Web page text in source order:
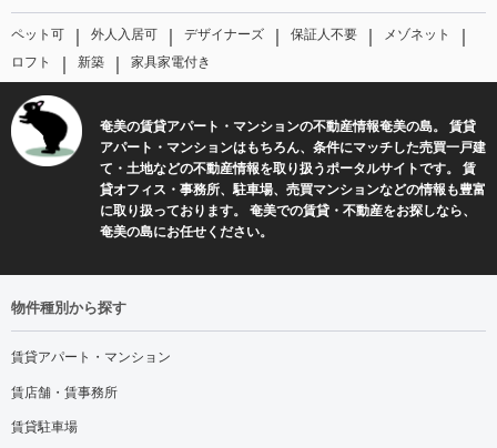
ペット可 ｜ 外人入居可 ｜ デザイナーズ ｜ 保証人不要 ｜ メゾネット ｜
ロフト ｜ 新築 ｜ 家具家電付き
奄美の賃貸アパート・マンションの不動産情報奄美の島。 賃貸
アパート・マンションはもちろん、条件にマッチした売買一戸建
て・土地などの不動産情報を取り扱うポータルサイトです。 賃
貸オフィス・事務所、駐車場、売買マンションなどの情報も豊富
に取り扱っております。 奄美での賃貸・不動産をお探しなら、
奄美の島にお任せください。
物件種別から探す
賃貸アパート・マンション
賃店舗・賃事務所
賃貸駐車場